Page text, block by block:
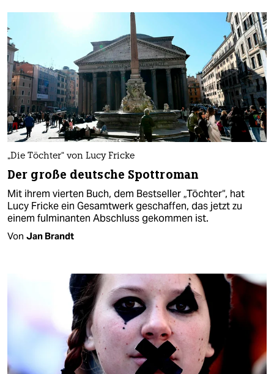
„Die Töchter“ von Lucy Fricke
Der große deutsche Spottroman
Mit ihrem vierten Buch, dem Bestseller „Töchter“, hat
Lucy Fricke ein Gesamtwerk geschaffen, das jetzt zu
einem fulminanten Abschluss gekommen ist.
Von Jan Brandt